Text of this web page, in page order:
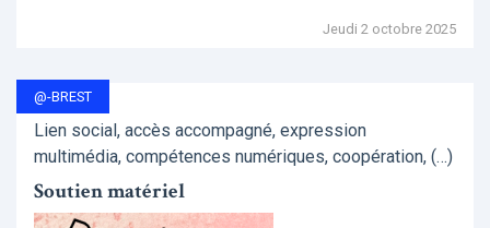
Jeudi 2 octobre 2025
@-BREST
Lien social, accès accompagné, expression
multimédia, compétences numériques, coopération, (…)
Soutien matériel